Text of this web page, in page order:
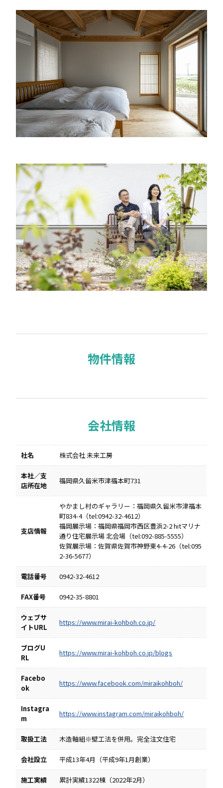
物件情報
会社情報
社名 株式会社 未来工房
本社／支
店所在地
福岡県久留米市津福本町731
支店情報
やかまし村のギャラリー：福岡県久留米市津福本
町834-4（tel:0942-32-4612）
福岡展示場：福岡県福岡市西区豊浜2-2 hitマリナ
通り住宅展示場 北会場（tel:092-885-5555）
佐賀展示場：佐賀県佐賀市神野東4-4-26（tel:095
2-36-5677）
電話番号 0942-32-4612
FAX番号 0942-35-8801
ウェブサ
イトURL
https://www.mirai-kohboh.co.jp/
ブログU
RL
https://www.mirai-kohboh.co.jp/blogs
Facebo
ok
https://www.facebook.com/miraikohboh/
Instagra
m
https://www.instagram.com/miraikohboh/
取扱工法 木造軸組※壁工法を併用。完全注文住宅
会社設立 平成13年4月（平成9年1月創業）
施工実績 累計実績1322棟（2022年2月）